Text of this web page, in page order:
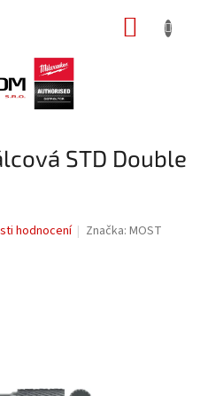
STD Double
hodnocení Značka:MOST